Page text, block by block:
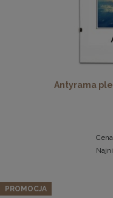
Antyrama
PROMOCJA